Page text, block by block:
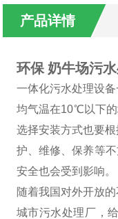
产品详情
环保 奶牛场污
一体化污水处理设
均气温在10℃以下
选择安装方式也要
护、维修、保养等
安全也会受到影响。
随着我国对外开放
城市污水处理厂，